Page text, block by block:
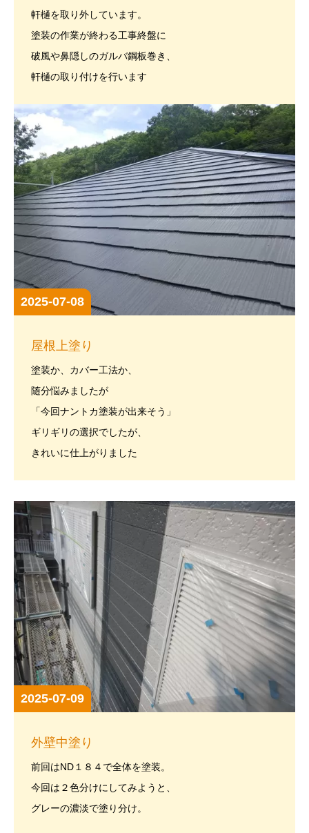
軒樋を取り外しています。
塗装の作業が終わる工事終盤に
破風や鼻隠しのガルバ鋼板巻き、
軒樋の取り付けを行います
2025-07-08
屋根上塗り
塗装か、カバー工法か、
随分悩みましたが
「今回ナントカ塗装が出来そう」
ギリギリの選択でしたが、
きれいに仕上がりました
2025-07-09
外壁中塗り
前回はND１８４で全体を塗装。
今回は２色分けにしてみようと、
グレーの濃淡で塗り分け。